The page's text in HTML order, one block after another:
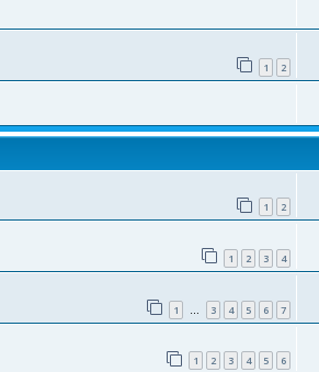
1 2
1 2
1 2 3 4
1 … 3 4 5 6 7
1 2 3 4 5 6